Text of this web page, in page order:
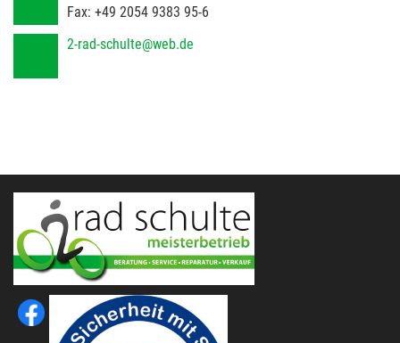
Fax: +49 2054 9383 95-6
2-rad-schulte@web.de